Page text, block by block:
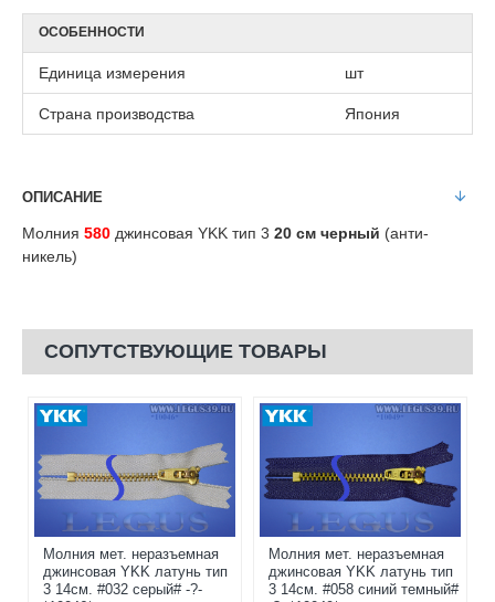
ОСОБЕННОСТИ
Единица измерения шт
Страна производства Япония
ОПИСАНИЕ
Молния 580 джинсовая YKK тип 3 20 см черный (анти-
никель)
СОПУТСТВУЮЩИЕ ТОВАРЫ
Молния мет. неразъемная
джинсовая YKK латунь тип
3 14см. #032 серый# -?-
Молния мет. неразъемная
джинсовая YKK латунь тип
3 14см. #058 синий темный#